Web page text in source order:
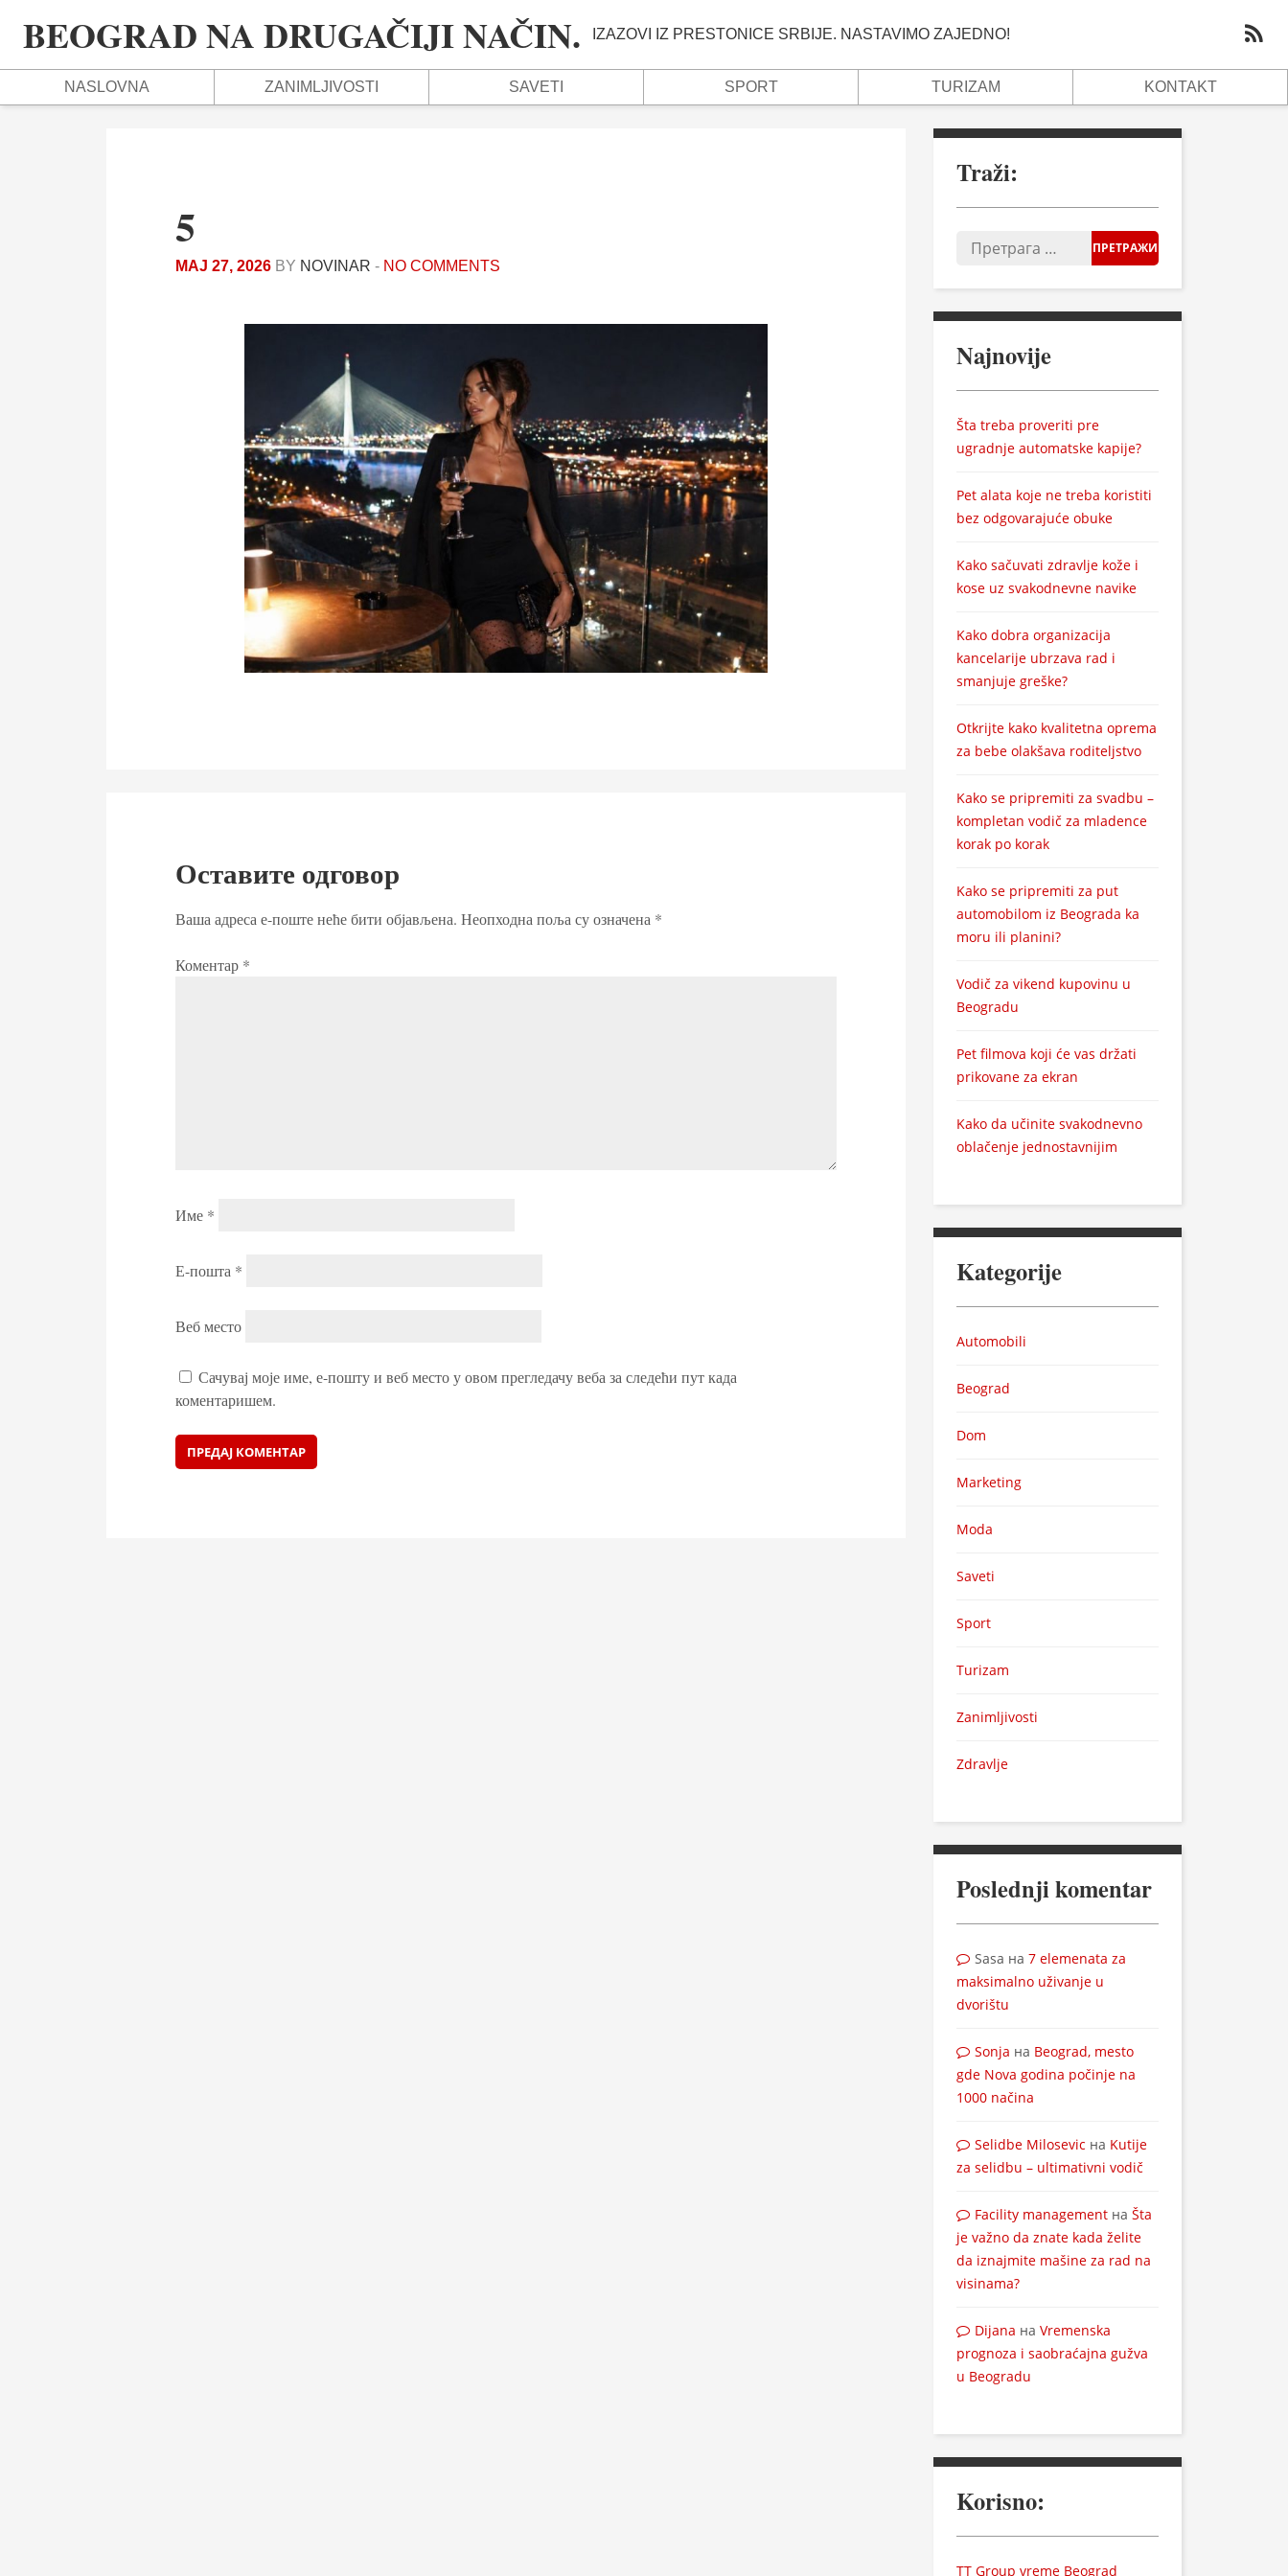
BEOGRAD NA DRUGAČIJI NAČIN. IZAZOVI IZ PRESTONICE SRBIJE. NASTAVIMO ZAJEDNO!
NASLOVNA ZANIMLJIVOSTI SAVETI SPORT TURIZAM KONTAKT
5
МАЈ 27, 2026 BY NOVINAR - NO COMMENTS
Оставите одговор
Ваша адреса е-поште неће бити објављена. Неопходна поља су означена *
Коментар *
Име *
Е-пошта *
Веб место
Сачувај моје име, е-пошту и веб место у овом прегледачу веба за следећи пут када
коментаришем.
Traži:
Najnovije
Šta treba proveriti pre
ugradnje automatske kapije?
Pet alata koje ne treba koristiti
bez odgovarajuće obuke
Kako sačuvati zdravlje kože i
kose uz svakodnevne navike
Kako dobra organizacija
kancelarije ubrzava rad i
smanjuje greške?
Otkrijte kako kvalitetna oprema
za bebe olakšava roditeljstvo
Kako se pripremiti za svadbu –
kompletan vodič za mladence
korak po korak
Kako se pripremiti za put
automobilom iz Beograda ka
moru ili planini?
Vodič za vikend kupovinu u
Beogradu
Pet filmova koji će vas držati
prikovane za ekran
Kako da učinite svakodnevno
oblačenje jednostavnijim
Kategorije
Automobili
Beograd
Dom
Marketing
Moda
Saveti
Sport
Turizam
Zanimljivosti
Zdravlje
Poslednji komentar
Sasa на7 elemenata za
maksimalno uživanje u
dvorištu
Sonja на Beograd, mesto
gde Nova godina počinje na
1000 načina
Selidbe Milosevic на Kutije
za selidbu – ultimativni vodič
Facility management наŠta
je važno da znate kada želite
da iznajmite mašine za rad na
visinama?
Dijana наVremenska
prognoza i saobraćajna gužva
u Beogradu
Korisno:
TT Group vreme Beograd